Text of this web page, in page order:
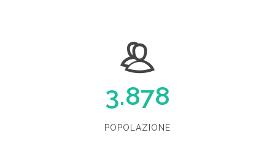
3.878
POPOLAZIONE